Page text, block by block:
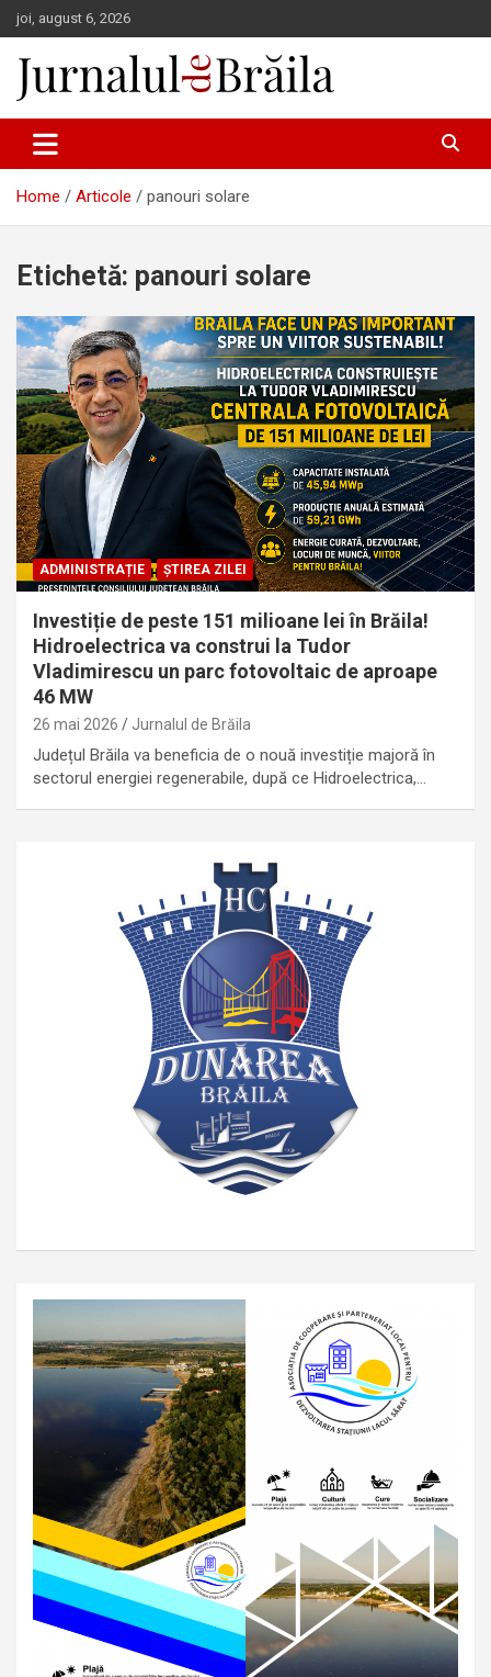
Skip
to
content
joi, august 6, 2026
Jurnalul de Brăila
Home Articole panouri solare
Etichetă: panouri solare
ADMINISTRAȚIE ȘTIREA ZILEI
Investiție de peste 151 milioane lei în Brăila!
Hidroelectrica va construi la Tudor
Vladimirescu un parc fotovoltaic de aproape
46 MW
26 mai 2026 Jurnalul de Brăila
Județul Brăila va beneficia de o nouă investiție majoră în
sectorul energiei regenerabile, după ce Hidroelectrica,…